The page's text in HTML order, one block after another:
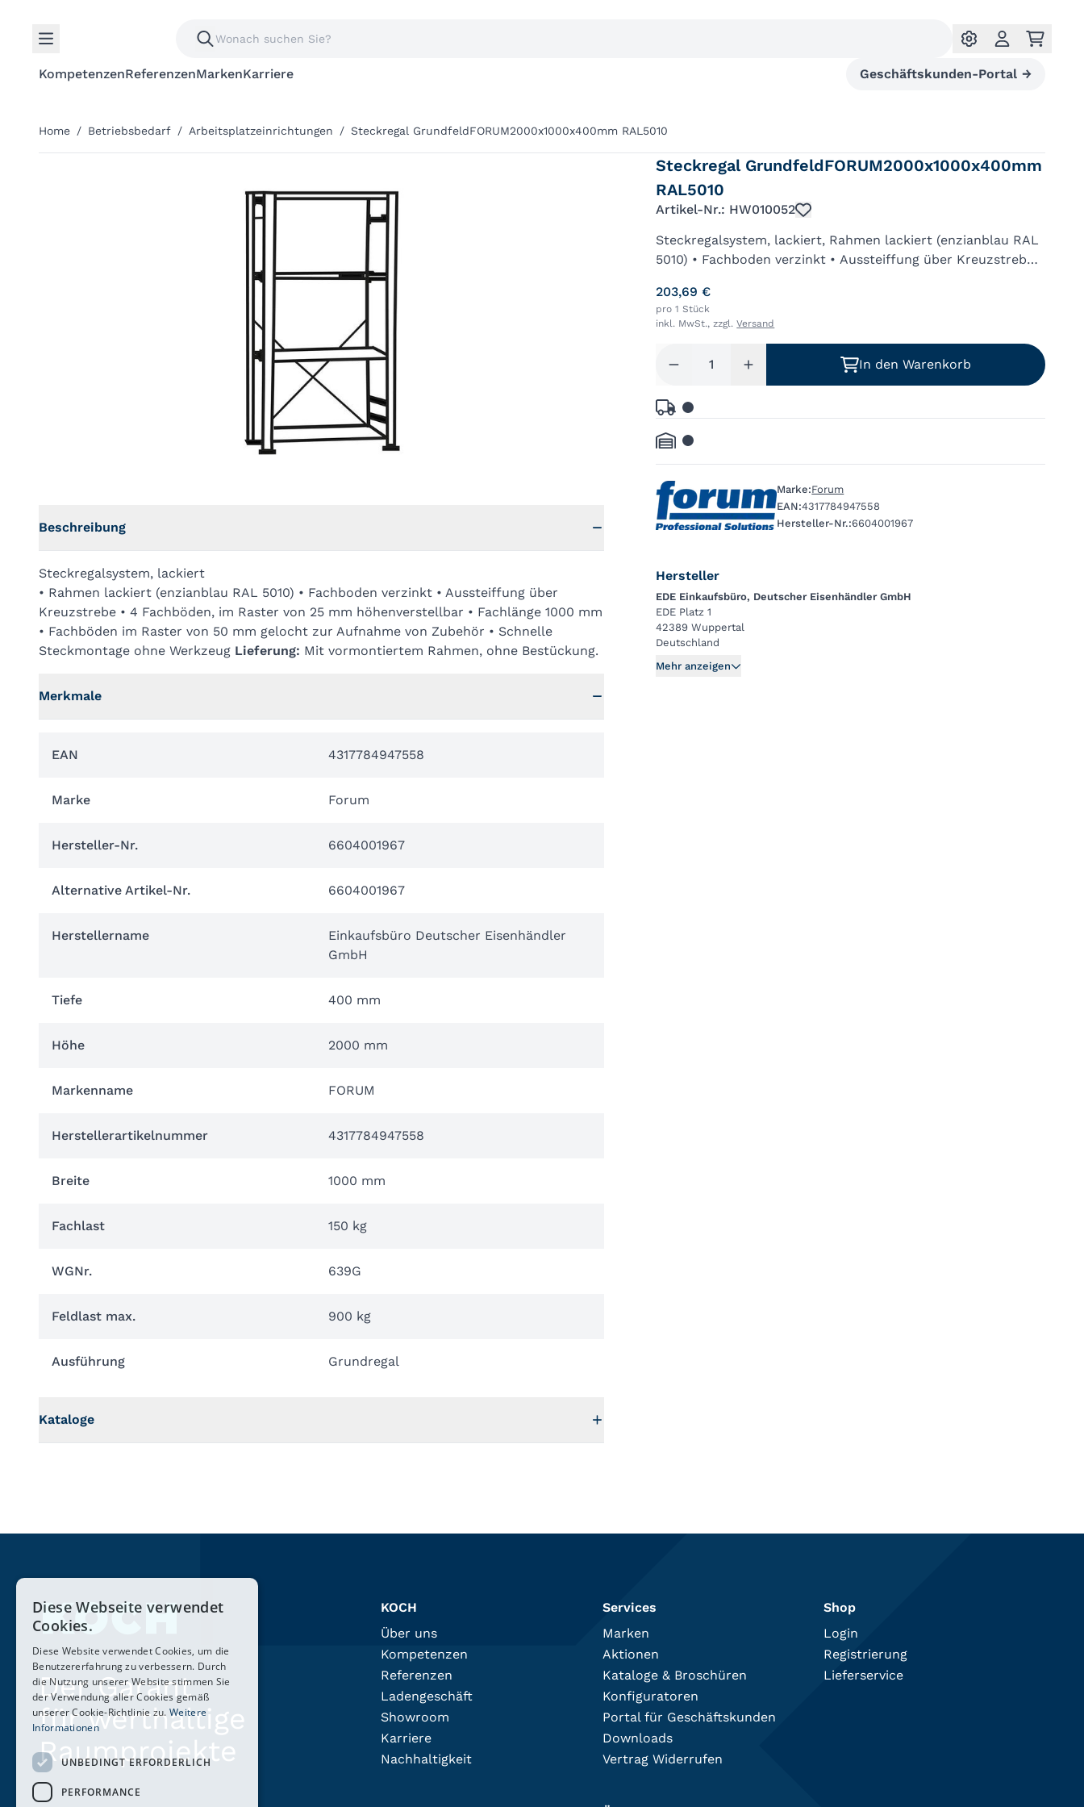
KompetenzenReferenzenMarkenKarriere Geschäftskunden-Portal →
Home / Betriebsbedarf / Arbeitsplatzeinrichtungen / Steckregal GrundfeldFORUM2000x1000x400mm RAL5010
Steckregal GrundfeldFORUM2000x1000x400mm
RAL5010
Artikel-Nr.: HW010052
Steckregalsystem, lackiert, Rahmen lackiert (enzianblau RAL
5010) • Fachboden verzinkt • Aussteiffung über Kreuzstrebe •
Fachlänge 1000 mm • Fach...
203,69 €
pro 1 Stück
inkl. MwSt., zzgl.Versand
In den Warenkorb
Marke:Forum
EAN:4317784947558
Hersteller-Nr.:6604001967
Hersteller
EDE Einkaufsbüro, Deutscher Eisenhändler GmbH
EDE Platz 1
42389 Wuppertal
Deutschland
Mehr anzeigen
Beschreibung
Steckregalsystem, lackiert
• Rahmen lackiert (enzianblau RAL 5010) • Fachboden verzinkt • Aussteiffung über
Kreuzstrebe • 4 Fachböden, im Raster von 25 mm höhenverstellbar • Fachlänge 1000 mm
• Fachböden im Raster von 50 mm gelocht zur Aufnahme von Zubehör • Schnelle
Steckmontage ohne Werkzeug Lieferung: Mit vormontiertem Rahmen, ohne Bestückung.
Merkmale
EAN 4317784947558
Marke Forum
Hersteller-Nr. 6604001967
Alternative Artikel-Nr. 6604001967
Herstellername
Einkaufsbüro Deutscher Eisenhändler
GmbH
Tiefe 400 mm
Höhe 2000 mm
Markenname FORUM
Herstellerartikelnummer 4317784947558
Breite 1000 mm
Fachlast 150 kg
WGNr. 639G
Feldlast max. 900 kg
Ausführung Grundregal
Kataloge
Der Garant
für werthaltige
Raumprojekte
KOCH
Über uns
Kompetenzen
Referenzen
Ladengeschäft
Showroom
Karriere
Nachhaltigkeit
Services
Marken
Aktionen
Kataloge & Broschüren
Konfiguratoren
Portal für Geschäftskunden
Downloads
Vertrag Widerrufen
Shop
Login
Registrierung
Lieferservice
Diese Webseite verwendet
Cookies.
Diese Website verwendet Cookies, um die
Benutzererfahrung zu verbessern. Durch
die Nutzung unserer Website stimmen Sie
der Verwendung aller Cookies gemäß
unserer Cookie-Richtlinie zu.Weitere
Informationen
UNBEDINGT ERFORDERLICH
PERFORMANCE